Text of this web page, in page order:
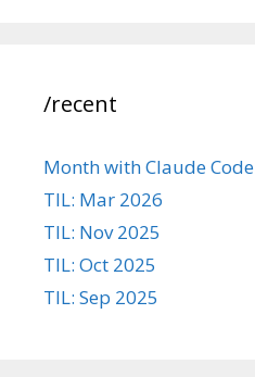
/recent
Month with Claude Code
TIL: Mar 2026
TIL: Nov 2025
TIL: Oct 2025
TIL: Sep 2025